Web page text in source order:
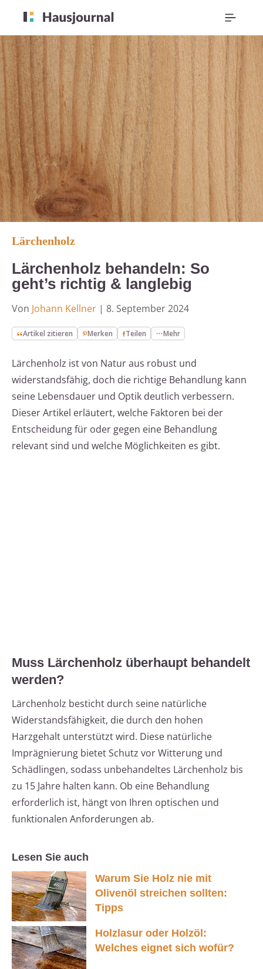
Lärchenholz
Lärchenholz behandeln: So
geht’s richtig & langlebig
Von Johann Kellner | 8. September 2024
Artikel zitieren Merken Teilen Mehr
Lärchenholz ist von Natur aus robust und
widerstandsfähig, doch die richtige Behandlung kann
seine Lebensdauer und Optik deutlich verbessern.
Dieser Artikel erläutert, welche Faktoren bei der
Entscheidung für oder gegen eine Behandlung
relevant sind und welche Möglichkeiten es gibt.
Muss Lärchenholz überhaupt behandelt
werden?
Lärchenholz besticht durch seine natürliche
Widerstandsfähigkeit, die durch den hohen
Harzgehalt unterstützt wird. Diese natürliche
Imprägnierung bietet Schutz vor Witterung und
Schädlingen, sodass unbehandeltes Lärchenholz bis
zu 15 Jahre halten kann. Ob eine Behandlung
erforderlich ist, hängt von Ihren optischen und
funktionalen Anforderungen ab.
Lesen Sie auch
Warum Sie Holz nie mit
Olivenöl streichen sollten:
Tipps
Holzlasur oder Holzöl:
Welches eignet sich wofür?